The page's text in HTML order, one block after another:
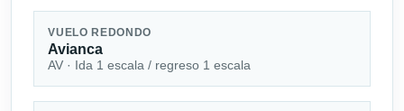
VUELO REDONDO
Avianca
AV · Ida 1 escala / regreso 1 escala